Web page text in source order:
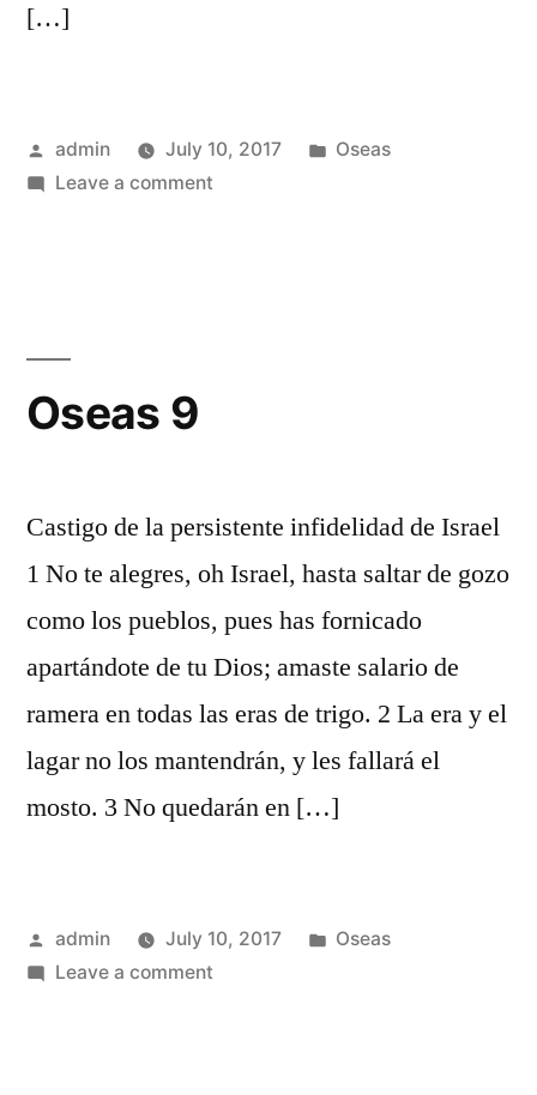
[…]
Posted
by
admin July 10, 2017
Posted
Oseas
Leave a commenton
Oseas 9
Castigo de la persistente infidelidad de Israel
1 No te alegres, oh Israel, hasta saltar de gozo
como los pueblos, pues has fornicado
apartándote de tu Dios; amaste salario de
ramera en todas las eras de trigo. 2 La era y el
lagar no los mantendrán, y les fallará el
mosto. 3 No quedarán en […]
Posted
by
admin July 10, 2017
Posted
Oseas
Leave a commenton